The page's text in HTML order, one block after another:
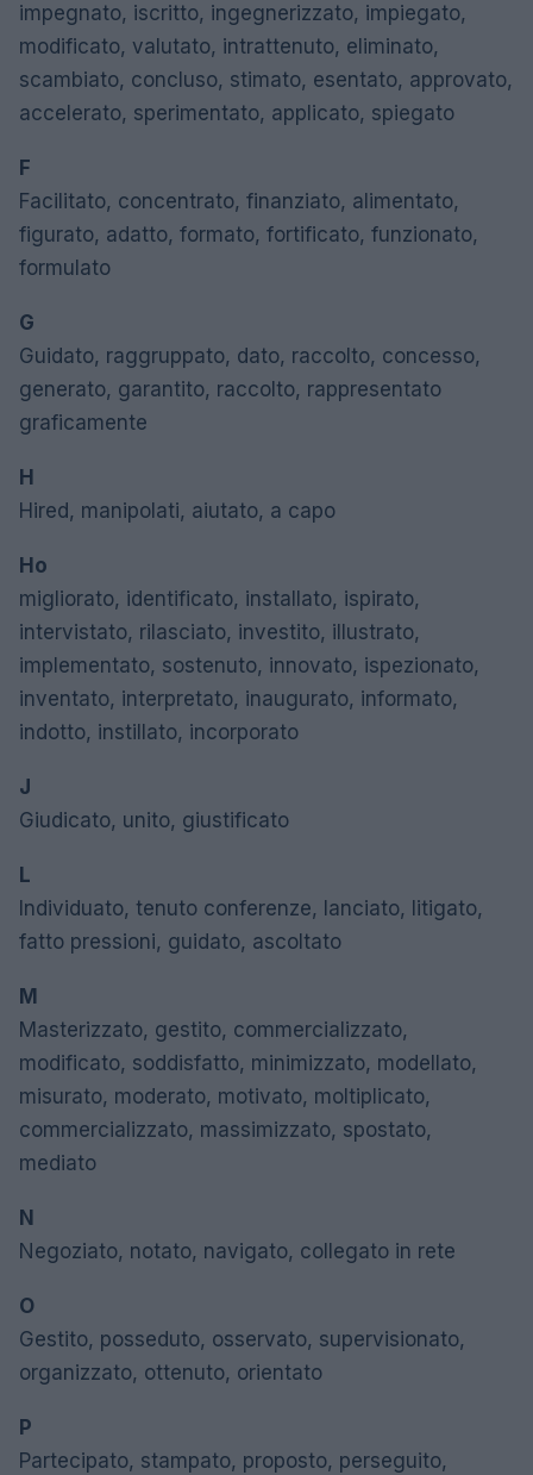
impegnato, iscritto, ingegnerizzato, impiegato,
modificato, valutato, intrattenuto, eliminato,
scambiato, concluso, stimato, esentato, approvato,
accelerato, sperimentato, applicato, spiegato
F
Facilitato, concentrato, finanziato, alimentato,
figurato, adatto, formato, fortificato, funzionato,
formulato
G
Guidato, raggruppato, dato, raccolto, concesso,
generato, garantito, raccolto, rappresentato
graficamente
H
Hired, manipolati, aiutato, a capo
Ho
migliorato, identificato, installato, ispirato,
intervistato, rilasciato, investito, illustrato,
implementato, sostenuto, innovato, ispezionato,
inventato, interpretato, inaugurato, informato,
indotto, instillato, incorporato
J
Giudicato, unito, giustificato
L
Individuato, tenuto conferenze, lanciato, litigato,
fatto pressioni, guidato, ascoltato
M
Masterizzato, gestito, commercializzato,
modificato, soddisfatto, minimizzato, modellato,
misurato, moderato, motivato, moltiplicato,
commercializzato, massimizzato, spostato,
mediato
N
Negoziato, notato, navigato, collegato in rete
O
Gestito, posseduto, osservato, supervisionato,
organizzato, ottenuto, orientato
P
Partecipato, stampato, proposto, perseguito,